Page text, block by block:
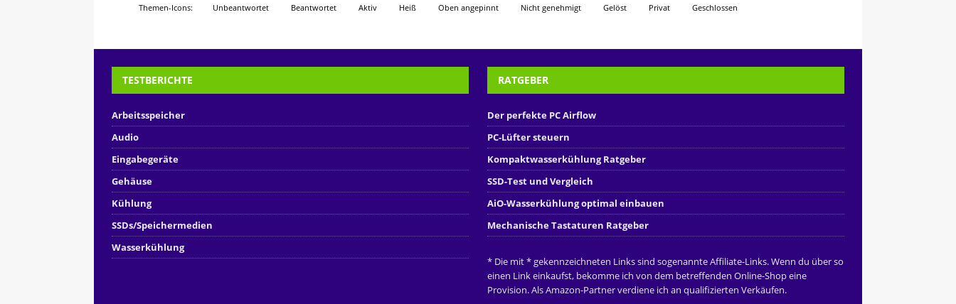
Themen-Icons:
Unbeantwortet Beantwortet Aktiv Heiß Oben angepinnt Nicht genehmigt Gelöst Privat Geschlossen
TESTBERICHTE
Arbeitsspeicher
Audio
Eingabegeräte
Gehäuse
Kühlung
SSDs/Speichermedien
Wasserkühlung
RATGEBER
Der perfekte PC Airflow
PC-Lüfter steuern
Kompaktwasserkühlung Ratgeber
SSD-Test und Vergleich
AiO-Wasserkühlung optimal einbauen
Mechanische Tastaturen Ratgeber
* Die mit * gekennzeichneten Links sind sogenannte Affiliate-Links. Wenn du über so
einen Link einkaufst, bekomme ich von dem betreffenden Online-Shop eine
Provision. Als Amazon-Partner verdiene ich an qualifizierten Verkäufen.